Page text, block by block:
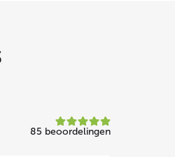
85 beoordelingen